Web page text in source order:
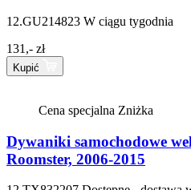
12.GU214823 W ciągu tygodnia
131,- zł
Kupić
Cena specjalna Zniżka
Dywaniki samochodowe
Roomster, 2006-2015